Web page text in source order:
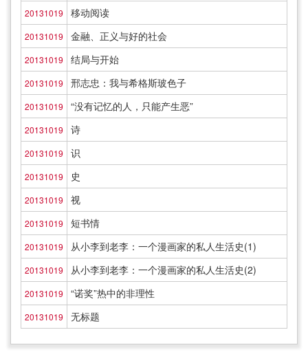
20131019 移动阅读
20131019 金融、正义与好的社会
20131019 结局与开始
20131019 邢志忠：我与希格斯玻色子
20131019 “没有记忆的人，只能产生恶”
20131019 诗
20131019 识
20131019 史
20131019 视
20131019 短书情
20131019 从小李到老李：一个漫画家的私人生活史(1)
20131019 从小李到老李：一个漫画家的私人生活史(2)
20131019 “诺奖”热中的非理性
20131019 无标题